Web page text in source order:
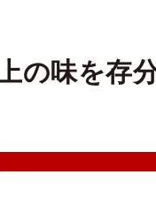
の味を存